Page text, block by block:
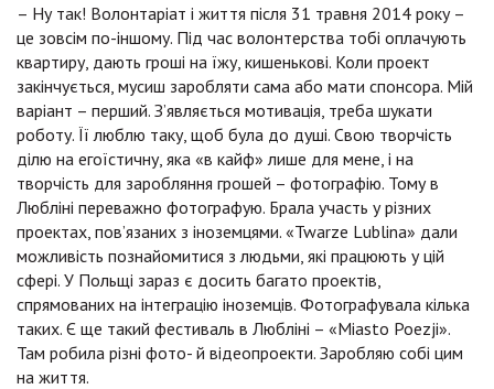
– Ну так! Волонтаріат і життя після 31 травня 2014 року –
це зовсім по-іншому. Під час волонтерства тобі оплачують
квартиру, дають гроші на їжу, кишенькові. Коли проект
закінчується, мусиш заробляти сама або мати спонсора. Мій
варіант – перший. З’являється мотивація, треба шукати
роботу. Її люблю таку, щоб була до душі. Свою творчість
ділю на егоїстичну, яка «в кайф» лише для мене, і на
творчість для заробляння грошей – фотографію. Тому в
Любліні переважно фотографую. Брала участь у різних
проектах, пов’язаних з іноземцями. «Twarze Lublina» дали
можливість познайомитися з людьми, які працюють у цій
сфері. У Польщі зараз є досить багато проектів,
спрямованих на інтеграцію іноземців. Фотографувала кілька
таких. Є ще такий фестиваль в Любліні – «Miasto Poezji».
Там робила різні фото- й відеопроекти. Заробляю собі цим
на життя.